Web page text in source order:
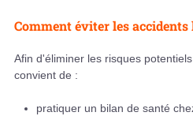
Comment éviter les accidents
Afin d'éliminer les risques
convient de :
pratiquer un bilan de santé